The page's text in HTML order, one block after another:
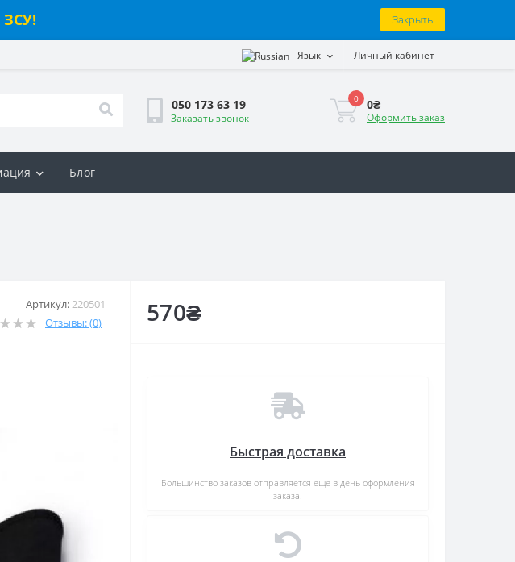
ЗСУ! Закрыть
Язык Личный кабинет
050 173 63 19
Заказать звонок
0 0₴
Оформить заказ
Блог
Артикул:220501
Отзывы: (0) 570₴
Быстрая доставка
Большинство заказов отправляется еще в день оформления
заказа.